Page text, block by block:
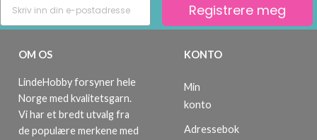
Registrere meg
OM OS
LindeHobby forsyner hele
Norge med kvalitetsgarn.
Vi har et bredt utvalg fra
de populære merkene med
KONTO
Min
konto
Adressebok